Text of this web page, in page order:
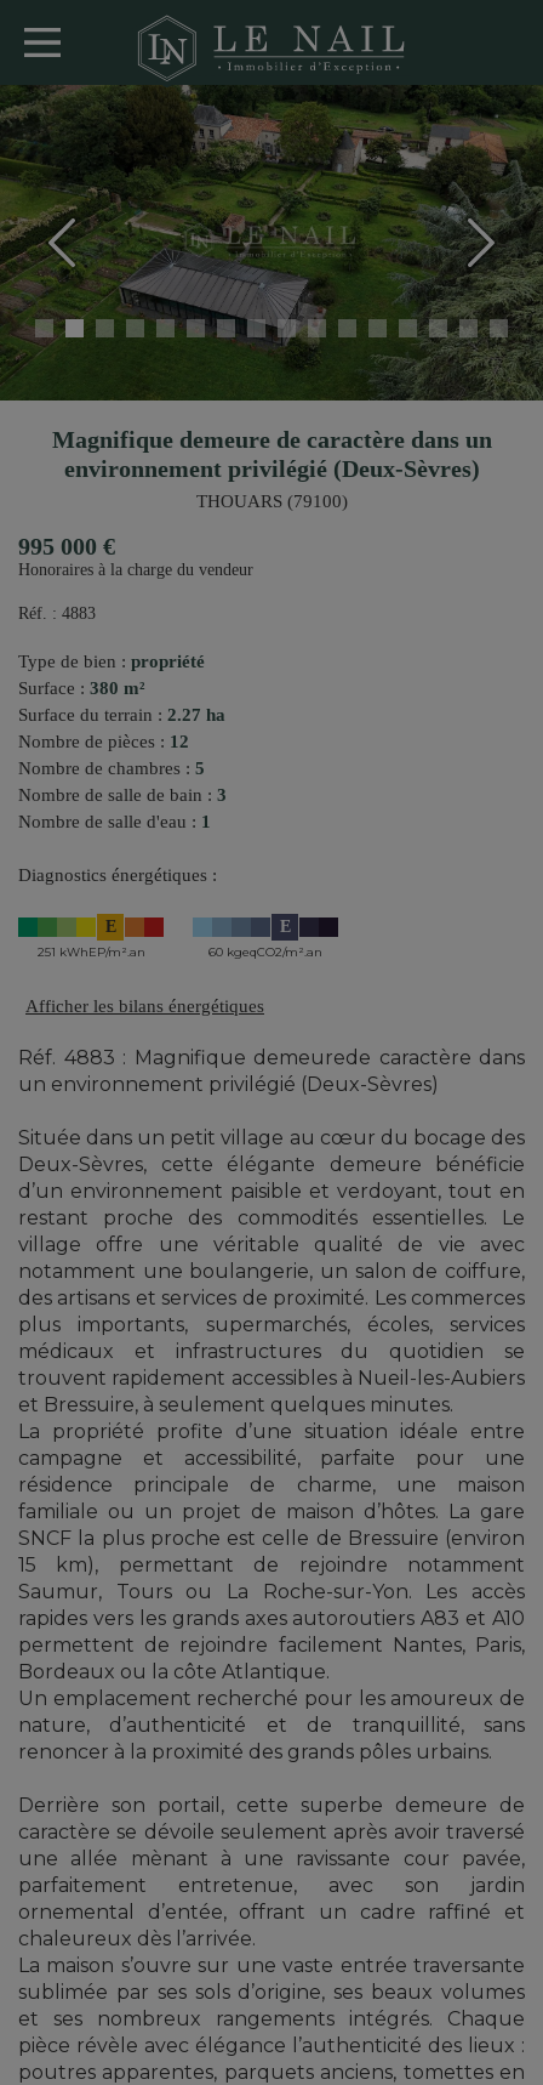
Magnifique demeure de caractère dans un
environnement privilégié (Deux-Sèvres)
THOUARS (79100)
995 000 €
Honoraires à la charge du vendeur
Réf. : 4883
Type de bien : propriété
Surface : 380 m²
Surface du terrain : 2.27 ha
Nombre de pièces : 12
Nombre de chambres : 5
Nombre de salle de bain : 3
Nombre de salle d'eau : 1
Diagnostics énergétiques :
E
251 kWhEP/m².an
E
60 kgeqCO2/m².an
Afficher les bilans énergétiques
Réf. 4883 : Magnifique demeurede caractère dans
un environnement privilégié (Deux-Sèvres)
Située dans un petit village au cœur du bocage des
Deux-Sèvres, cette élégante demeure bénéficie
d’un environnement paisible et verdoyant, tout en
restant proche des commodités essentielles. Le
village offre une véritable qualité de vie avec
notamment une boulangerie, un salon de coiffure,
des artisans et services de proximité. Les commerces
plus importants, supermarchés, écoles, services
médicaux et infrastructures du quotidien se
trouvent rapidement accessibles à Nueil-les-Aubiers
et Bressuire, à seulement quelques minutes.
La propriété profite d’une situation idéale entre
campagne et accessibilité, parfaite pour une
résidence principale de charme, une maison
familiale ou un projet de maison d’hôtes. La gare
SNCF la plus proche est celle de Bressuire (environ
15 km), permettant de rejoindre notamment
Saumur, Tours ou La Roche-sur-Yon. Les accès
rapides vers les grands axes autoroutiers A83 et A10
permettent de rejoindre facilement Nantes, Paris,
Bordeaux ou la côte Atlantique.
Un emplacement recherché pour les amoureux de
nature, d’authenticité et de tranquillité, sans
renoncer à la proximité des grands pôles urbains.
Derrière son portail, cette superbe demeure de
caractère se dévoile seulement après avoir traversé
une allée mènant à une ravissante cour pavée,
parfaitement entretenue, avec son jardin
ornemental d’entée, offrant un cadre raffiné et
chaleureux dès l’arrivée.
La maison s’ouvre sur une vaste entrée traversante
sublimée par ses sols d’origine, ses beaux volumes
et ses nombreux rangements intégrés. Chaque
pièce révèle avec élégance l’authenticité des lieux :
poutres apparentes, parquets anciens, tomettes en